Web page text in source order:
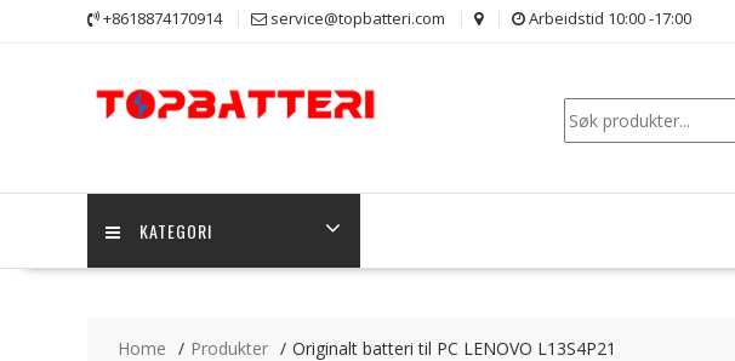
+8618874170914 service@topbatteri.com Arbeidstid 10:00 -17:00
Søk
KATEGORI
Home Produkter Originalt batteri til PC LENOVO L13S4P21